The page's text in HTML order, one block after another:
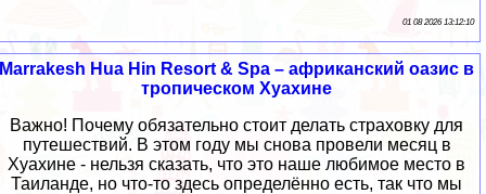
01 08 2026 13:12:10
Marrakesh Hua Hin Resort & Spa – африканский оазис в
тропическом Хуахине
Важно! Почему обязательно стоит делать страховку для
путешествий. В этом году мы снова провели месяц в
Хуахине - нельзя сказать, что это наше любимое место в
Таиланде, но что-то здесь определённо есть, так что мы